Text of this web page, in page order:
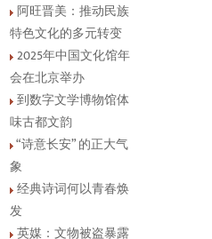
阿旺晋美：推动民族
特色文化的多元转变
2025年中国文化馆年
会在北京举办
到数字文学博物馆体
味古都文韵
“诗意长安” 的正大气
象
经典诗词何以青春焕
发
英媒：文物被盗暴露